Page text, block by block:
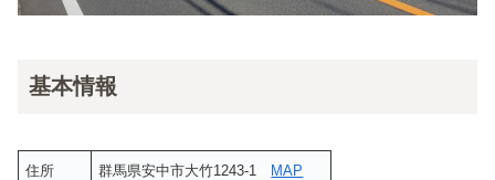
基本情報
住所 群馬県安中市大竹1243-1 MAP